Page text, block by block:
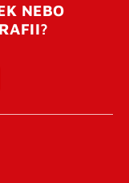
NEBO